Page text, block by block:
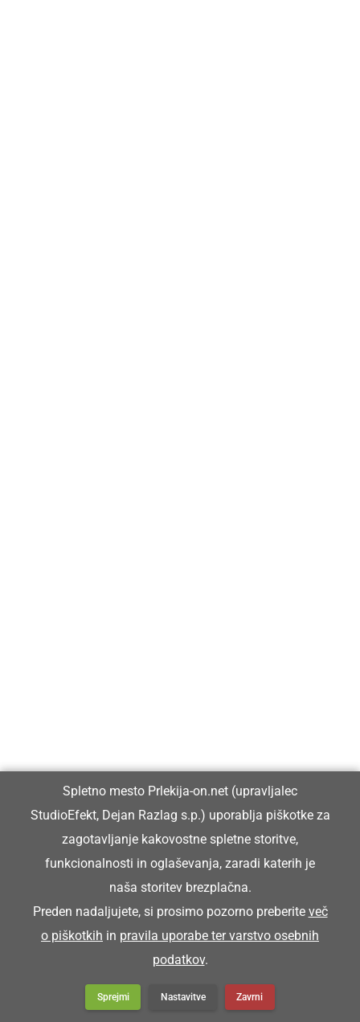
Spletno mesto Prlekija-on.net (upravljalec
StudioEfekt, Dejan Razlag s.p.) uporablja piškotke za
zagotavljanje kakovostne spletne storitve,
funkcionalnosti in oglaševanja, zaradi katerih je
naša storitev brezplačna.
Preden nadaljujete, si prosimo pozorno preberite več
o piškotkih in pravila uporabe ter varstvo osebnih
podatkov.
Sprejmi Nastavitve Zavrni